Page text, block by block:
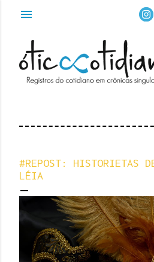
Pular para o
#REPOST: HISTORIETAS
LÉIA